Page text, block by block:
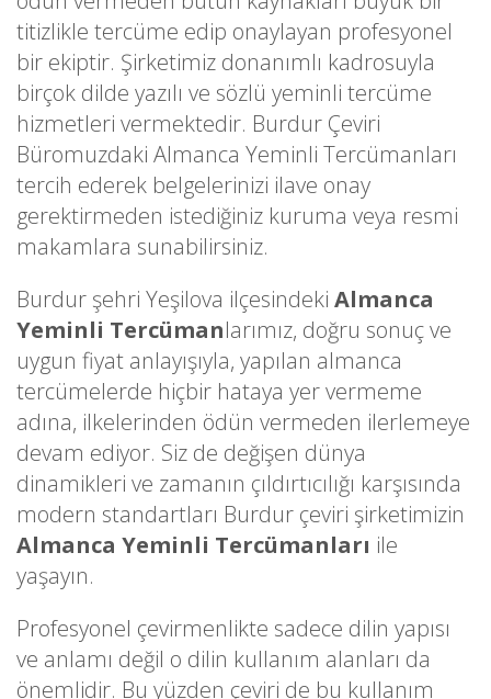
titizlikle tercüme edip onaylayan profesyonel
bir ekiptir. Şirketimiz donanımlı kadrosuyla
birçok dilde yazılı ve sözlü yeminli tercüme
hizmetleri vermektedir. Burdur Çeviri
Büromuzdaki Almanca Yeminli Tercümanları
tercih ederek belgelerinizi ilave onay
gerektirmeden istediğiniz kuruma veya resmi
makamlara sunabilirsiniz.
Burdur şehri Yeşilova ilçesindeki Almanca
Yeminli Tercümanlarımız, doğru sonuç ve
uygun fiyat anlayışıyla, yapılan almanca
tercümelerde hiçbir hataya yer vermeme
adına, ilkelerinden ödün vermeden ilerlemeye
devam ediyor. Siz de değişen dünya
dinamikleri ve zamanın çıldırtıcılığı karşısında
modern standartları Burdur çeviri şirketimizin
Almanca Yeminli Tercümanları ile
yaşayın.
Profesyonel çevirmenlikte sadece dilin yapısı
ve anlamı değil o dilin kullanım alanları da
önemlidir. Bu yüzden çeviri de bu kullanım